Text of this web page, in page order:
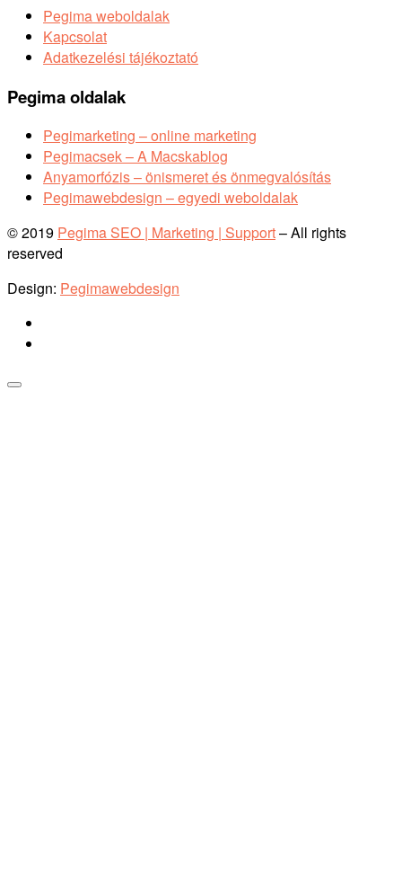
Pegima weboldalak
Kapcsolat
Adatkezelési tájékoztató
Pegima oldalak
Pegimarketing – online marketing
Pegimacsek – A Macskablog
Anyamorfózis – önismeret és önmegvalósítás
Pegimawebdesign – egyedi weboldalak
© 2019 Pegima SEO | Marketing | Support–All rights
reserved
Design: Pegimawebdesign